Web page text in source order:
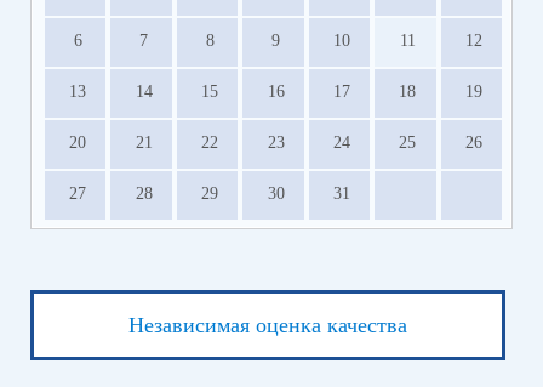
6 7 8 9 10 11 12
13 14 15 16 17 18 19
20 21 22 23 24 25 26
27 28 29 30 31
Независимая оценка качества